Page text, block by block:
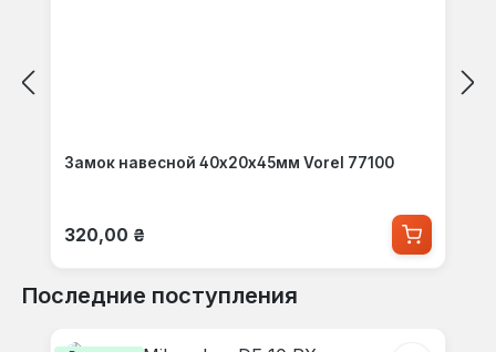
Замок навесной 40х20х45мм Vorel 77100
Обычная цена:
320,00 ₴
Последние поступления
Пропустить галерею продуктов